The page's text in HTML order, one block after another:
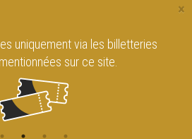
×
uniquement via les billetteries
sur ce site.